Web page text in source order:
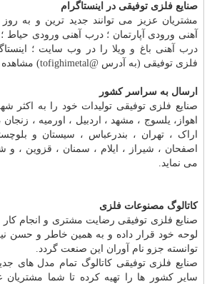
صنایع فلزی توفیقی در اینستاگرام
مشتریان عزیز می توانند جدید ترین و به
آهنی ورودی آپارتمان ؛ درب آهنی ورودی حیاط
درب آهنی باغ و ویلا را در وب سایت ؛
فلزی توفیقی (به آدرس @tofighimetal ) مشاهده
ارسال به سراسر کشور
صنایع فلزی توفیقی تولیدات خود را به اکثر
اهواز، یلسوج ، مشهد ، اردبیل ، اورمیه ،
اراک ، تهران ، بندرعباس ، سیستان و
اصفحان ، شیراز ، ایلام ، سمنان ، قزوین ، و
می نماید.
کاتالوگ مصنوعات فلزی
صنایع فلزی توفیقی رضایت مشتری و انجام کار
لوحه خود قرار داده و به همین خاطر و حسن
توانسته جزو نام آوران این صنعت گردد.
صنایع فلزی توفیقی کاتالوگ تمام مدل های
سایر کشور ها را تهیه کرده تا شما مشتریان